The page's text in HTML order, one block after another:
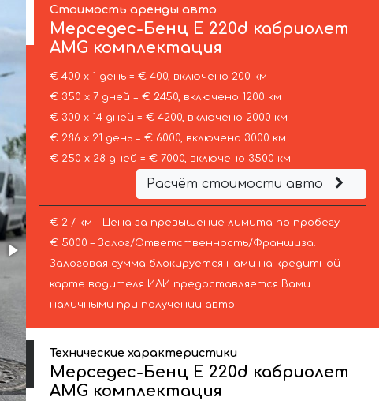
Стоимость аренды авто
Мерседес-Бенц E 220d кабриолет
AMG комплектация
€ 400 х 1 день = € 400, включено 200 км
€ 350 х 7 дней = € 2450, включено 1200 км
€ 300 х 14 дней = € 4200, включено 2000 км
€ 286 х 21 день = € 6000, включено 3000 км
€ 250 х 28 дней = € 7000, включено 3500 км
Расчёт стоимости авто
€ 2 / км – Цена за превышение лимита по пробегу
€ 5000 – Залог/Ответственность/Франшиза.
Залоговая сумма блокируется нами на кредитной
карте водителя ИЛИ предоставляется Вами
наличными при получении авто.
Технические характеристики
Мерседес-Бенц E 220d кабриолет
AMG комплектация